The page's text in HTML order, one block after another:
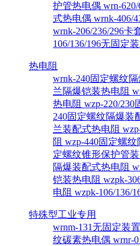
护管热电偶 wrn-
式热电偶 wrnk-406/
wrnk-206/236/296卡
106/136/196无固定
热电阻
wrnk-240固定螺纹
兰隔爆铠装热电阻
热电阻 wzp-220/230
240固定螺纹隔爆装
兰装配式热电阻
阻 wzp-440固定螺
定螺纹锥形保护管
隔爆装配式热电阻
铠装热电阻 wzpk-
电阻 wzpk-106/136/
特殊型工业专用
wrnm-131无固定装
纹碳素热电偶 wrnr-